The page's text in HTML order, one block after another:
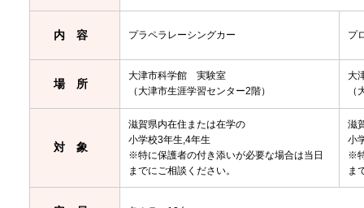
内容 プラペラレーシングカー プ
場所
大津市科学館 実験室
（大津市生涯学習センター2階）
大
対象
滋賀県内在住または在学の
小学校3年生,4年生
※特に保護者の付き添いが必要な場合は当日
までにご相談ください。
滋
小
※
ま